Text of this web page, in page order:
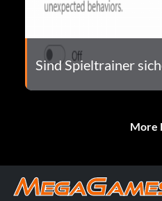
Sind Spieltrainer
More